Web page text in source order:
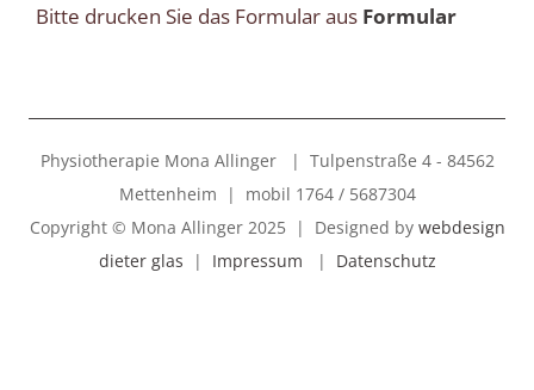
Bitte drucken Sie das Formular aus Formular
Physiotherapie Mona Allinger | Tulpenstraße 4 - 84562
Mettenheim | mobil 1764 / 5687304
Copyright © Mona Allinger 2025 | Designed by webdesign
dieter glas | Impressum | Datenschutz